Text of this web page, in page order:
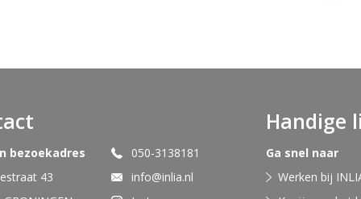
bezoekadres
43
050-3138181
info@inlia.nl
Handige
Ga snel naar
Werken bij